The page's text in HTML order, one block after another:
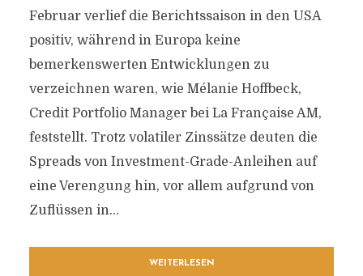
Februar verlief die Berichtssaison in den USA
positiv, während in Europa keine
bemerkenswerten Entwicklungen zu
verzeichnen waren, wie Mélanie Hoffbeck,
Credit Portfolio Manager bei La Française AM,
feststellt. Trotz volatiler Zinssätze deuten die
Spreads von Investment-Grade-Anleihen auf
eine Verengung hin, vor allem aufgrund von
Zuflüssen in...
WEITERLESEN